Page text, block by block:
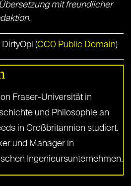
mit freundlicher
DirtyOpi (CC0 Public Domain)
Fraser-Universität in
und Philosophie an
in Großbritannien studiert.
und Manager in
Ingenieursunternehmen.